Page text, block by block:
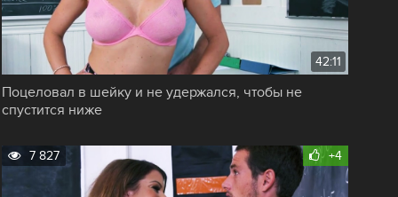
42:11
Поцеловал в шейку и не удержался, чтобы не
спустится ниже
+4
7 827